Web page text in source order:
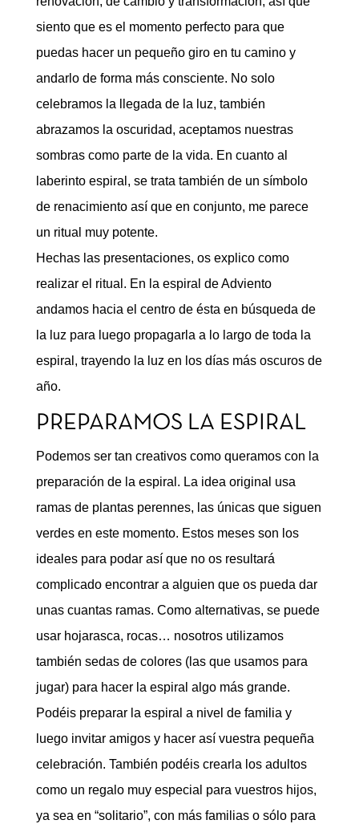
siento que es el momento perfecto para que
puedas hacer un pequeño giro en tu camino y
andarlo de forma más consciente. No solo
celebramos la llegada de la luz, también
abrazamos la oscuridad, aceptamos nuestras
sombras como parte de la vida. En cuanto al
laberinto espiral, se trata también de un símbolo
de renacimiento así que en conjunto, me parece
un ritual muy potente.
Hechas las presentaciones, os explico como
realizar el ritual. En la espiral de Adviento
andamos hacia el centro de ésta en búsqueda de
la luz para luego propagarla a lo largo de toda la
espiral, trayendo la luz en los días más oscuros de
año.
PREPARAMOS LA ESPIRAL
Podemos ser tan creativos como queramos con la
preparación de la espiral. La idea original usa
ramas de plantas perennes, las únicas que siguen
verdes en este momento. Estos meses son los
ideales para podar así que no os resultará
complicado encontrar a alguien que os pueda dar
unas cuantas ramas. Como alternativas, se puede
usar hojarasca, rocas… nosotros utilizamos
también sedas de colores (las que usamos para
jugar) para hacer la espiral algo más grande.
Podéis preparar la espiral a nivel de familia y
luego invitar amigos y hacer así vuestra pequeña
celebración. También podéis crearla los adultos
como un regalo muy especial para vuestros hijos,
ya sea en “solitario”, con más familias o sólo para